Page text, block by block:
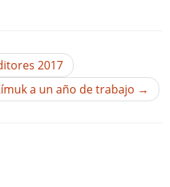
2017
a un año de trabajo →